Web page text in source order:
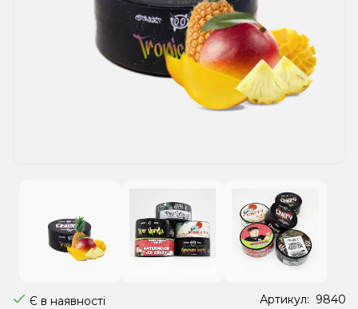
Рідини для електронних сигарет
Подарункові набори
Є в наявності Артикул: 9840